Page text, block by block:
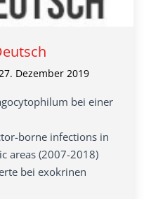
Dezember 2019
bei einer
borne infections in
areas (2007-2018)
bei exokrinen